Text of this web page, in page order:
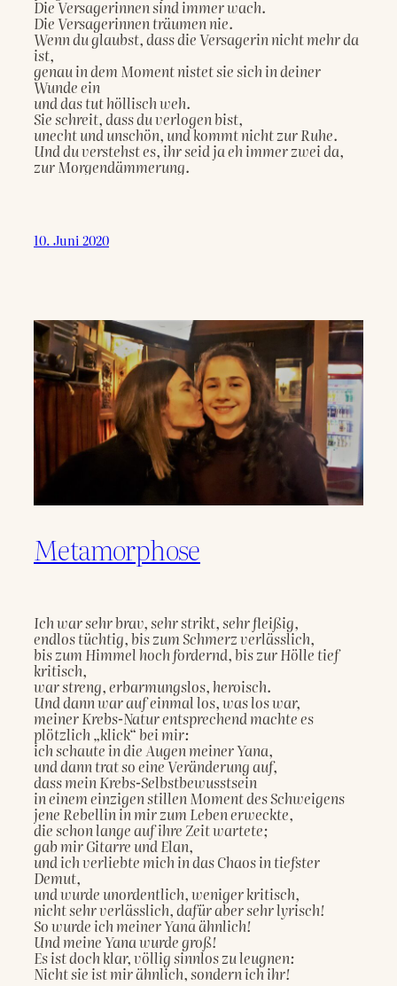
Die Versagerinnen sind immer wach.
Die Versagerinnen träumen nie.
Wenn du glaubst, dass die Versagerin nicht mehr da
ist,
genau in dem Moment nistet sie sich in deiner
Wunde ein
und das tut höllisch weh.
Sie schreit, dass du verlogen bist,
unecht und unschön, und kommt nicht zur Ruhe.
Und du verstehst es, ihr seid ja eh immer zwei da,
zur Morgendämmerung.
10. Juni 2020
Metamorphose
Ich war sehr brav, sehr strikt, sehr fleißig,
endlos tüchtig, bis zum Schmerz verlässlich,
bis zum Himmel hoch fordernd, bis zur Hölle tief
kritisch,
war streng, erbarmungslos, heroisch.
Und dann war auf einmal los, was los war,
meiner Krebs-Natur entsprechend machte es
plötzlich „klick“ bei mir:
ich schaute in die Augen meiner Yana,
und dann trat so eine Veränderung auf,
dass mein Krebs-Selbstbewusstsein
in einem einzigen stillen Moment des Schweigens
jene Rebellin in mir zum Leben erweckte,
die schon lange auf ihre Zeit wartete;
gab mir Gitarre und Elan,
und ich verliebte mich in das Chaos in tiefster
Demut,
und wurde unordentlich, weniger kritisch,
nicht sehr verlässlich, dafür aber sehr lyrisch!
So wurde ich meiner Yana ähnlich!
Und meine Yana wurde groß!
Es ist doch klar, völlig sinnlos zu leugnen:
Nicht sie ist mir ähnlich, sondern ich ihr!